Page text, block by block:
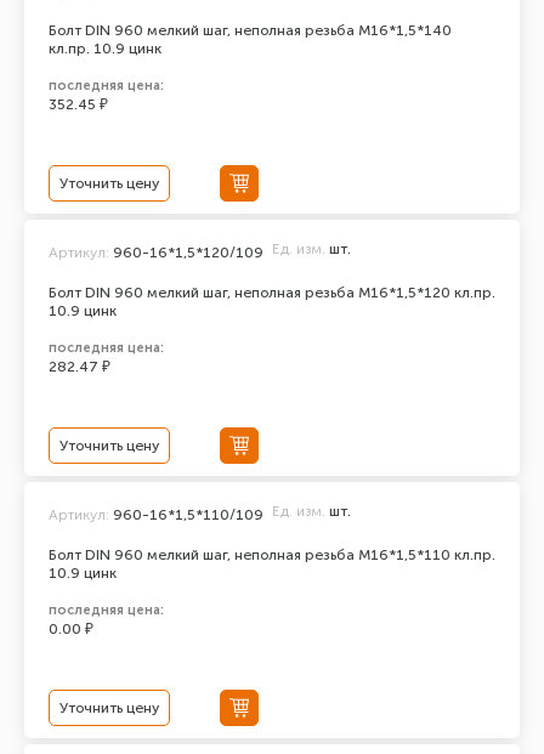
Болт DIN 960 мелкий шаг, неполная резьба M16*1,5*140
кл.пр. 10.9 цинк
последняя цена:
352.45 ₽
Уточнить цену
Болт DIN 960 мелкий шаг, неполная резьба M16*1,5*120 кл.пр.
10.9 цинк
Артикул: 960-16*1,5*120/109 Ед. изм. шт.
последняя цена:
282.47 ₽
Уточнить цену
Болт DIN 960 мелкий шаг, неполная резьба M16*1,5*110 кл.пр.
10.9 цинк
Артикул: 960-16*1,5*110/109 Ед. изм. шт.
последняя цена:
0.00 ₽
Уточнить цену